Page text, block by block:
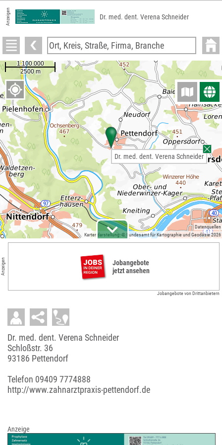
Anzeigen Dr. med. dent. Verena Schneider
Kartendarstellung: © Bundesamt für Kartographie und Geodäsie 2026
Datenquellen
Dr. med. dent. Verena Schneider
Anzeigen
Jobangebote
jetzt ansehen
Jobangebote von Drittanbietern
Dr. med. dent. Verena Schneider
Schloßstr. 36
93186 Pettendorf
Telefon 09409 7774888
http://www.zahnarztpraxis-pettendorf.de
Anzeige